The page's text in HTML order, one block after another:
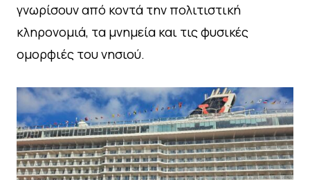
γνωρίσουν από κοντά την πολιτιστική
κληρονομιά, τα μνημεία και τις φυσικές
ομορφιές του νησιού.